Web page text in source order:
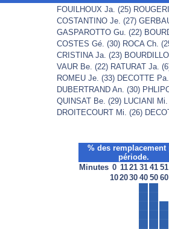
FOUILHOUX Ja. (25)
COSTANTINO Je. (27)
GASPAROTTO Gu. (22)
COSTES Gé. (30) ROCA Ch.
CRISTINA Ja. (23)
VAUR Be. (22) RATURAT Ja.
ROMEU Je. (33) DECOTTE
DUBERTRAND An. (30)
QUINSAT Be. (29) LUCIANI
DROITECOURT Mi. (26)
% des remplacement
période.
Minutes 0 1121 31 41 51
102030 40 50 60